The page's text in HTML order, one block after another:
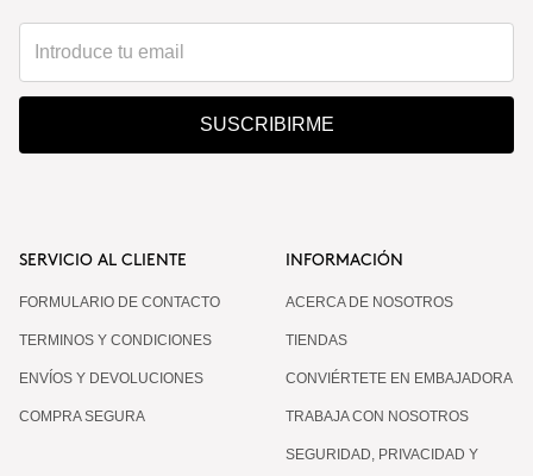
SUSCRIBIRME
SERVICIO AL CLIENTE
FORMULARIO DE CONTACTO
TERMINOS Y CONDICIONES
ENVÍOS Y DEVOLUCIONES
COMPRA SEGURA
INFORMACIÓN
ACERCA DE NOSOTROS
TIENDAS
CONVIÉRTETE EN EMBAJADORA
TRABAJA CON NOSOTROS
SEGURIDAD, PRIVACIDAD Y